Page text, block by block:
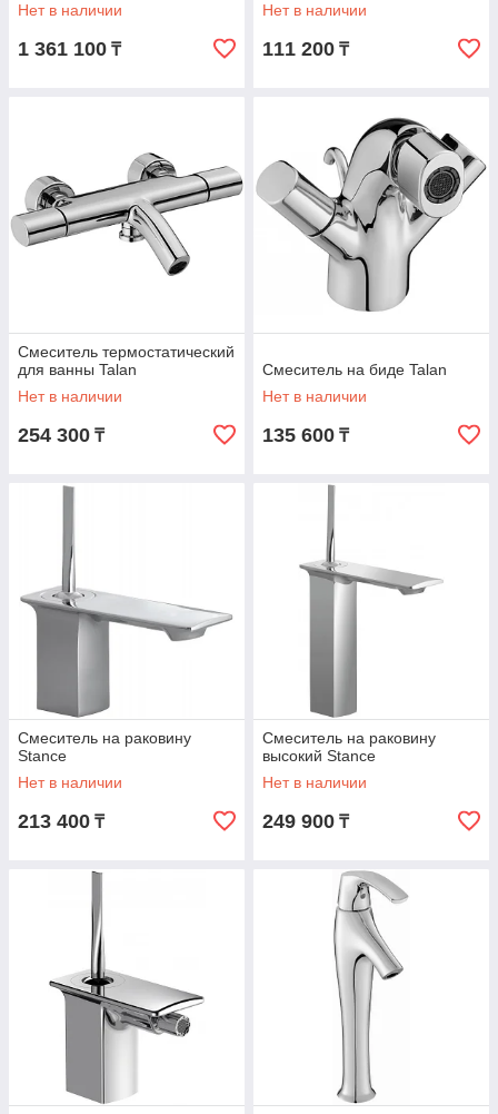
Нет в наличии
1 361 100 ₸
Нет в наличии
111 200 ₸
Смеситель термостатический
для ванны Talan
Нет в наличии
254 300 ₸
Смеситель на биде Talan
Нет в наличии
135 600 ₸
Смеситель на раковину
Stance
Нет в наличии
213 400 ₸
Смеситель на раковину
высокий Stance
Нет в наличии
249 900 ₸